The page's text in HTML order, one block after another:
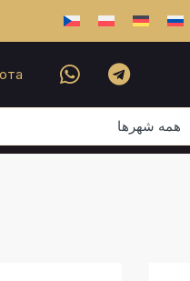
همه شهرها